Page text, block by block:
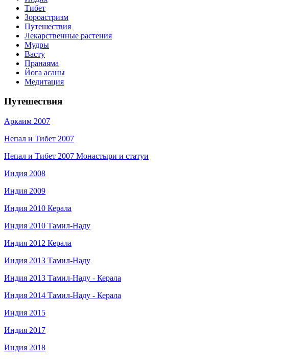
Тибет
Зороастризм
Путешествия
Лекарственные растения
Мудры
Васту
Пранаяма
Йога асаны
Медитация
Путешествия
Аркаим 2007
Непал и Тибет 2007
Непал и Тибет 2007 Монастыри и статуи
Индия 2008
Индия 2009
Индия 2010 Керала
Индия 2010 Тамил-Наду
Индия 2012 Керала
Индия 2013 Тамил-Наду
Индия 2013 Тамил-Наду - Керала
Индия 2014 Тамил-Наду - Керала
Индия 2015
Индия 2017
Индия 2018